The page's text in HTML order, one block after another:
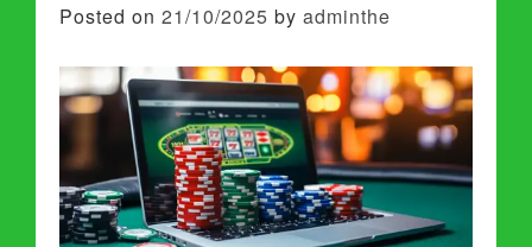
Posted on 21/10/2025 by adminthe